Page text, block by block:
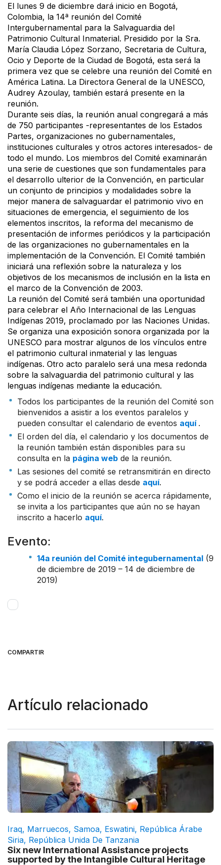
El lunes 9 de diciembre dará inicio en Bogotá,
Colombia, la 14ª reunión del Comité
Intergubernamental para la Salvaguardia del
Patrimonio Cultural Inmaterial. Presidido por la Sra.
María Claudia López Sorzano, Secretaria de Cultura,
Ocio y Deporte de la Ciudad de Bogotá, esta será la
primera vez que se celebre una reunión del Comité en
América Latina. La Directora General de la UNESCO,
Audrey Azoulay, también estará presente en la
reunión.
Durante seis días, la reunión anual congregará a más
de 750 participantes -representantes de los Estados
Partes, organizaciones no gubernamentales,
instituciones culturales y otros actores interesados- de
todo el mundo. Los miembros del Comité examinarán
una serie de cuestiones que son fundamentales para
el desarrollo ulterior de la Convención, en particular
un conjunto de principios y modalidades sobre la
mejor manera de salvaguardar el patrimonio vivo en
situaciones de emergencia, el seguimiento de los
elementos inscritos, la reforma del mecanismo de
presentación de informes periódicos y la participación
de las organizaciones no gubernamentales en la
implementación de la Convención. El Comité también
iniciará una reflexión sobre la naturaleza y los
objetivos de los mecanismos de inclusión en la lista en
el marco de la Convención de 2003.
La reunión del Comité será también una oportunidad
para celebrar el Año Internacional de las Lenguas
Indígenas 2019, proclamado por las Naciones Unidas.
Se organiza una exposición sonora organizada por la
UNESCO para mostrar algunos de los vínculos entre
el patrimonio cultural inmaterial y las lenguas
indígenas. Otro acto paralelo será una mesa redonda
sobre la salvaguardia del patrimonio cultural y las
lenguas indígenas mediante la educación.
Todos los participantes de la reunión del Comité son
bienvenidos a asistir a los eventos paralelos y
pueden consultar el calendario de eventos aquí .
El orden del día, el calendario y los documentos de
la reunión también están disponibles para su
consulta en la página web de la reunión.
Las sesiones del comité se retransmitirán en directo
y se podrá acceder a ellas desde aquí.
Como el inicio de la reunión se acerca rápidamente,
se invita a los participantes que aún no se hayan
inscrito a hacerlo aquí.
Evento:
14a reunión del Comité integubernamental (9
de diciembre de 2019 – 14 de diciembre de
2019)
COMPARTIR
Artículo relacionado
Iraq, Marruecos, Samoa, Eswatini, República Árabe
Siria, República Unida De Tanzania
Six new International Assistance projects
supported by the Intangible Cultural Heritage